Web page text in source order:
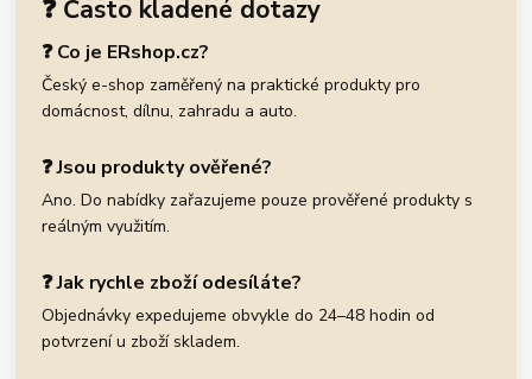
❓ Často kladené dotazy
❓ Co je ERshop.cz?
Český e-shop zaměřený na praktické produkty pro
domácnost, dílnu, zahradu a auto.
❓ Jsou produkty ověřené?
Ano. Do nabídky zařazujeme pouze prověřené produkty s
reálným využitím.
❓ Jak rychle zboží odesíláte?
Objednávky expedujeme obvykle do 24–48 hodin od
potvrzení u zboží skladem.